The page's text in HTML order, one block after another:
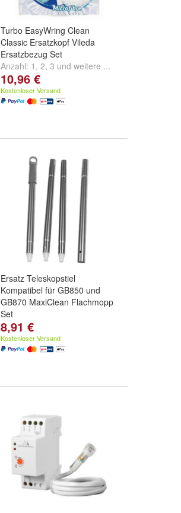
Turbo EasyWring Clean
Classic Ersatzkopf Vileda
Ersatzbezug Set
Anzahl: 1 , 2, 3 und weitere ...
10,96 €
Kostenloser Versand
Ersatz Teleskopstiel
Kompatibel für GB850 und
GB870 MaxiClean Flachmopp
Set
8,91 €
Kostenloser Versand